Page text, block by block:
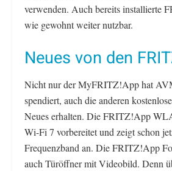
verwenden. Auch bereits installierte
wie gewohnt weiter nutzbar.
Neues von den
Nicht nur der MyFRITZ!App hat
spendiert, auch die anderen
Neues erhalten. Die FRITZ!App
Wi-Fi 7 vorbereitet und zeigt schon
Frequenzband an. Die FRITZ!App
auch Türöffner mit Videobild. Denn